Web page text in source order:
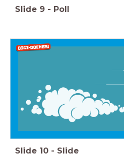
Slide 9 - Poll
Slide 10 - Slide